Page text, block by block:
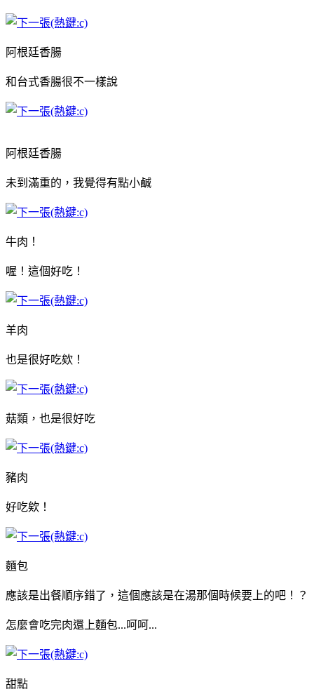
阿根廷香腸
和台式香腸很不一樣說
阿根廷香腸
未到滿重的，我覺得有點小鹹
牛肉！
喔！這個好吃！
羊肉
也是很好吃欸！
菇類，也是很好吃
豬肉
好吃欸！
麵包
應該是出餐順序錯了，這個應該是在湯那個時候要上的吧！？
怎麼會吃完肉還上麵包...呵呵...
甜點